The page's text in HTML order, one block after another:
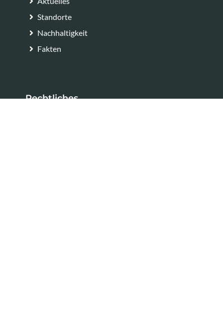
Standorte
Nachhaltigkeit
Fakten
Rechtliches